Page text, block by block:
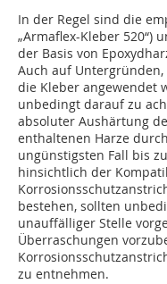
In der Regel sind die
„Armaflex-Kleber 520“)
der Basis von
Auch auf
die Kleber angewendet
unbedingt darauf zu
absoluter Aushärtung
enthaltenen Harze
ungünstigsten Fall bis
hinsichtlich der
bestehen, sollten
unauffälliger Stelle
Überraschungen
zu entnehmen.